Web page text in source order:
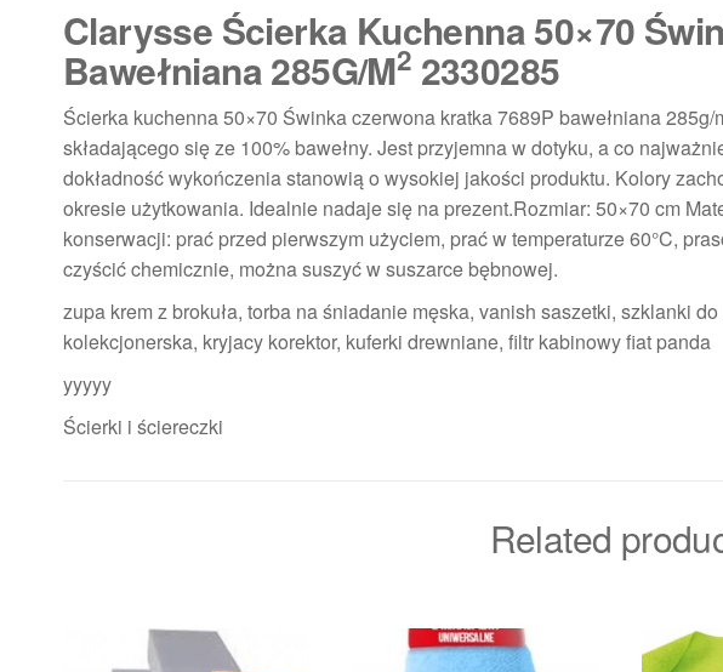
Clarysse Ścierka Kuchenna 50×70
Bawełniana 285G/M2 2330285
Ścierka kuchenna 50×70 Świnka czerwona kratka 7689P bawełniana
składającego się ze 100% bawełny. Jest przyjemna w dotyku, a co
dokładność wykończenia stanowią o wysokiej jakości produktu. Kolory
okresie użytkowania. Idealnie nadaje się na prezent.Rozmiar: 50×70 cm
konserwacji: prać przed pierwszym użyciem, prać w temperaturze 60°C,
czyścić chemicznie, można suszyć w suszarce bębnowej.
zupa krem z brokuła, torba na śniadanie męska, vanish saszetki, szklanki
kolekcjonerska, kryjacy korektor, kuferki drewniane, filtr kabinowy fiat panda
yyyyy
Ścierki i ściereczki
Related